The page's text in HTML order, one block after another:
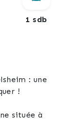
1 sdb
: une
!
située à